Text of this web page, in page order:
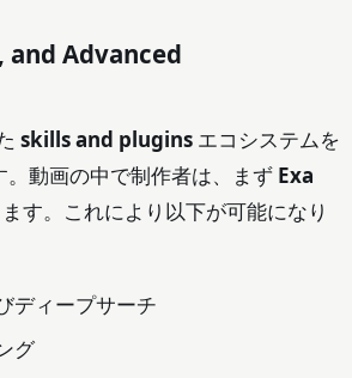
Advanced
skills and plugins エコシステムを
動画の中で制作者は、まず Exa
す。これにより以下が可能になり
ディープサーチ
グ